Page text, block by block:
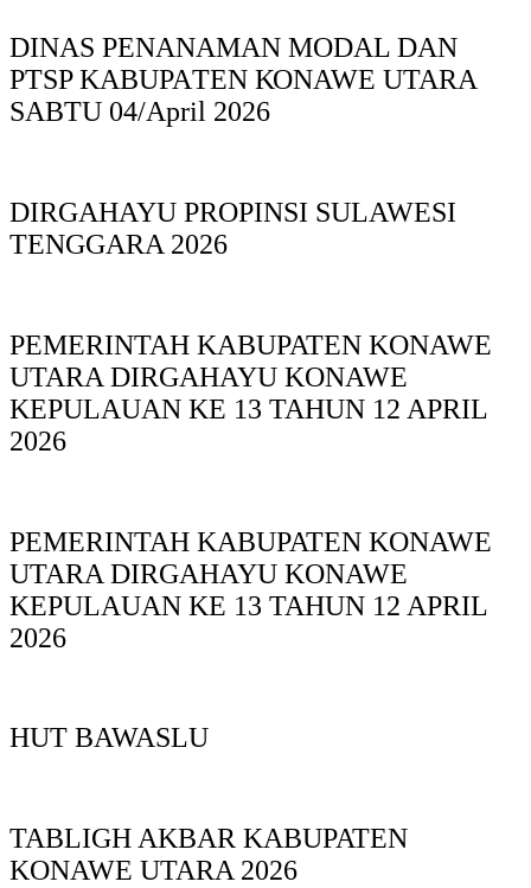
DINAS PΕΝΑΝΑΜAN MODAL DAN
PTSP KABUPAΤΕΝ ΚΟNAWE UTARA
SABTU 04/April 2026
DIRGAHAYU PROPINSI SULAWESI
TENGGARA 2026
PEMERINTAH KABUPATEN KONAWE
UTARA DIRGAHAYU KONAWE
KEPULAUAN KE 13 TAHUN 12 APRIL
2026
PEMERINTAH KABUPATEN KONAWE
UTARA DIRGAHAYU KONAWE
KEPULAUAN KE 13 TAHUN 12 APRIL
2026
HUT BAWASLU
TABLIGH AKBAR KABUPATEN
KONAWE UTARA 2026